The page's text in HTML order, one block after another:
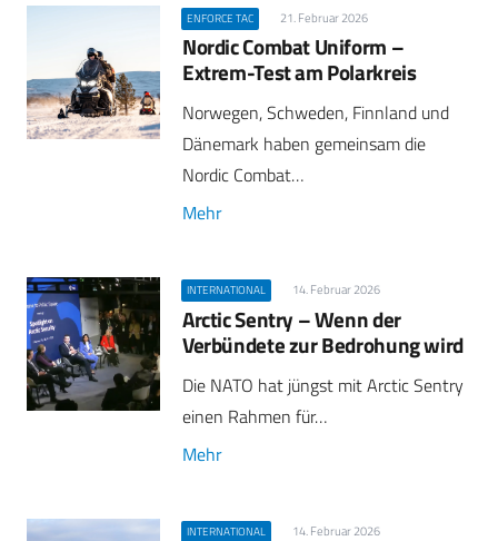
ENFORCE TAC 21. Februar 2026
Nordic Combat Uniform –
Extrem-Test am Polarkreis
Norwegen, Schweden, Finnland und
Dänemark haben gemeinsam die
Nordic Combat…
Mehr
INTERNATIONAL 14. Februar 2026
Arctic Sentry – Wenn der
Verbündete zur Bedrohung wird
Die NATO hat jüngst mit Arctic Sentry
einen Rahmen für…
Mehr
INTERNATIONAL 14. Februar 2026